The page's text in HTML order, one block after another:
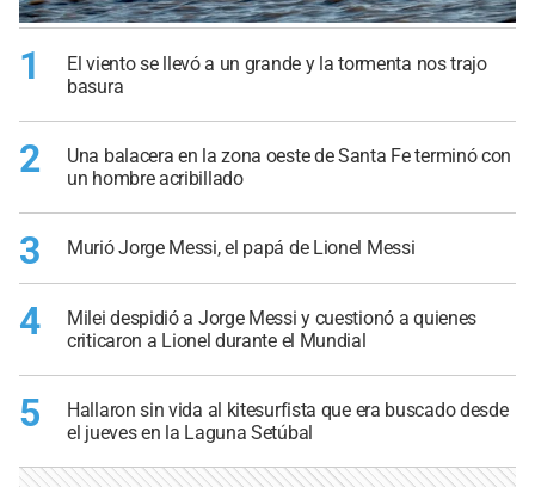
1
El viento se llevó a un grande y la tormenta nos trajo
basura
2
Una balacera en la zona oeste de Santa Fe terminó con
un hombre acribillado
3 Murió Jorge Messi, el papá de Lionel Messi
4
Milei despidió a Jorge Messi y cuestionó a quienes
criticaron a Lionel durante el Mundial
5
Hallaron sin vida al kitesurfista que era buscado desde
el jueves en la Laguna Setúbal